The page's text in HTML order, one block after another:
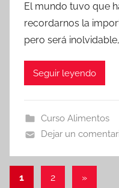
El mundo tuvo que
recordarnos la
pero será
Seguir leyendo
Curso Alimentos
Dejar un
Paginación
1 2
Entradas
»